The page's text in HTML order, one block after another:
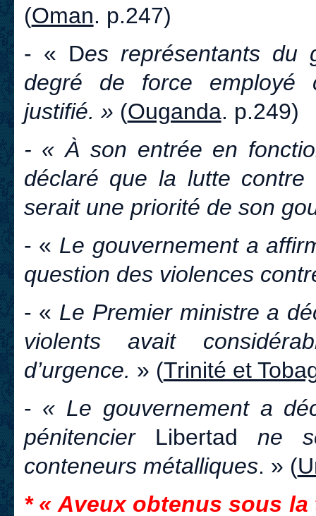
(Oman. p.247)
- « Des représentants du
degré de force
justifié. » (Ouganda. p.249)
- « À son entrée en
déclaré que la lutte contre
serait une priorité de son
- « Le gouvernement a
question des violences
- « Le Premier ministre a
violents avait
d’urgence. » (Trinité et
- « Le gouvernement a
pénitencier Libertad ne
conteneurs métalliques. » (
* « Aveux obtenus sous